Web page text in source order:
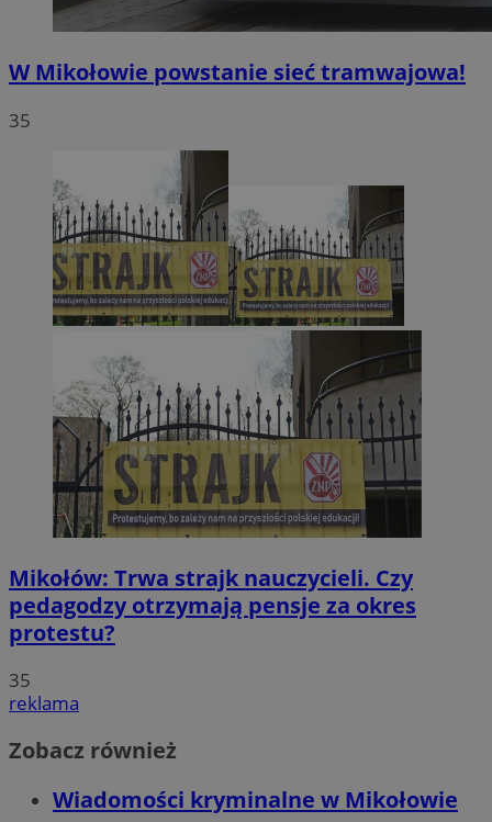
W Mikołowie powstanie sieć tramwajowa!
35
Mikołów: Trwa strajk nauczycieli. Czy
pedagodzy otrzymają pensje za okres
protestu?
35
reklama
Zobacz również
Wiadomości kryminalne w Mikołowie